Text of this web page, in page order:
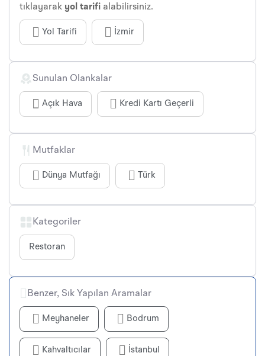
tıklayarak yol tarifi alabilirsiniz.
Yol Tarifi İzmir
Sunulan Olankalar
Açık Hava Kredi Kartı Geçerli
Mutfaklar
Dünya Mutfağı Türk
Kategoriler
Restoran
Benzer, Sık Yapılan Aramalar
Meyhaneler Bodrum
Kahvaltıcılar İstanbul